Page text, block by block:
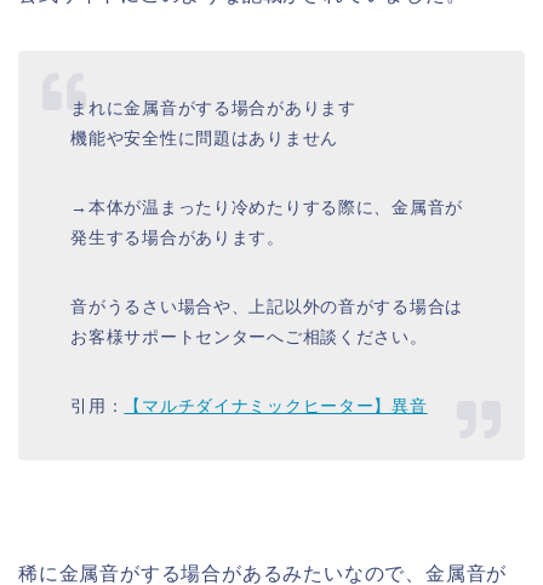
まれに金属音がする場合があります
機能や安全性に問題はありません
→本体が温まったり冷めたりする際に、金属音が
発生する場合があります。
音がうるさい場合や、上記以外の音がする場合は
お客様サポートセンターへご相談ください。
引用： 【マルチダイナミックヒーター】異音
稀に金属音がする場合があるみたいなので、金属音が